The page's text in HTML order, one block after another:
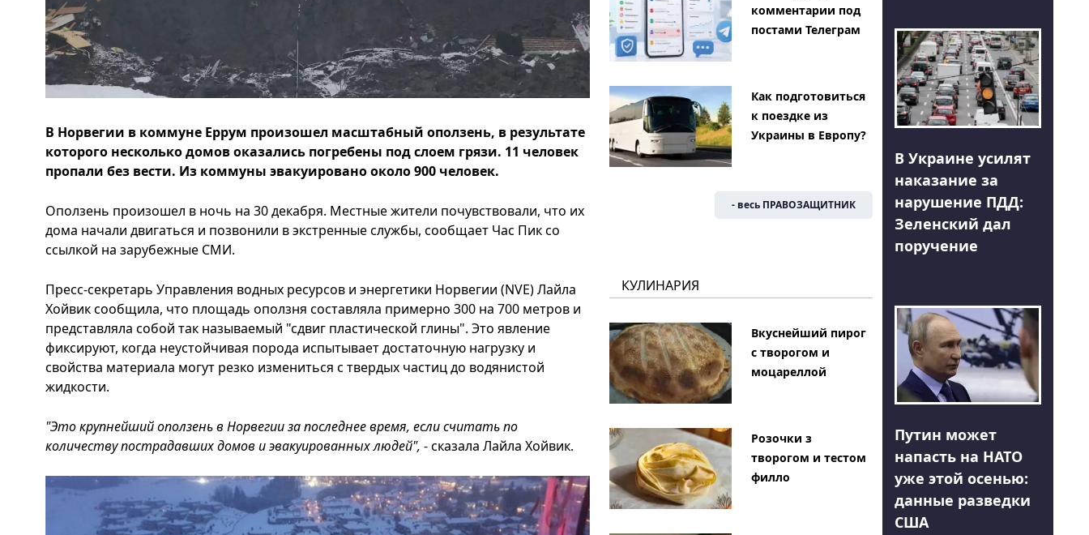
В Норвегии в коммуне Еррум произошел масштабный оползень, в результате
которого несколько домов оказались погребены под слоем грязи. 11 человек
пропали без вести. Из коммуны эвакуировано около 900 человек.
Оползень произошел в ночь на 30 декабря. Местные жители почувствовали, что их
дома начали двигаться и позвонили в экстренные службы, сообщает Час Пик со
ссылкой на зарубежные СМИ.
Пресс-секретарь Управления водных ресурсов и энергетики Норвегии (NVE) Лайла
Хойвик сообщила, что площадь оползня составляла примерно 300 на 700 метров и
представляла собой так называемый "сдвиг пластической глины". Это явление
фиксируют, когда неустойчивая порода испытывает достаточную нагрузку и
свойства материала могут резко измениться с твердых частиц до водянистой
жидкости.
"Это крупнейший оползень в Норвегии за последнее время, если считать по
количеству пострадавших домов и эвакуированных людей", - сказала Лайла Хойвик.
комментарии под
постами Телеграм
Как подготовиться
к поездке из
Украины в Европу?
- весь ПРАВОЗАЩИТНИК
КУЛИНАРИЯ
Вкуснейший пирог
с творогом и
моцареллой
Розочки з
творогом и тестом
филло
В Украине усилят
наказание за
нарушение ПДД:
Зеленский дал
поручение
Путин может
напасть на НАТО
уже этой осенью:
данные разведки
США